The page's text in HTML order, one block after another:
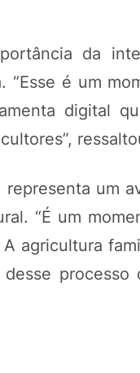
da
“Esse é um
digital
um
“É um
agricultura
processo